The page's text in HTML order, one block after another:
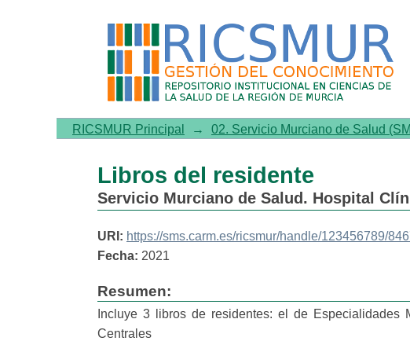
Libros del residente
RICSMUR Principal → 02. Servicio Murciano de Salud
Libros del residente
Servicio Murciano de Salud. Hospital
URI: https://sms.carm.es/ricsmur/handle/123456789/
Fecha: 2021
Resumen:
Incluye 3 libros de residentes: el de
Centrales